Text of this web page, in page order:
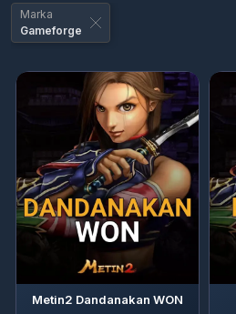
Marka
Gameforge
Metin2 Dandanakan WON